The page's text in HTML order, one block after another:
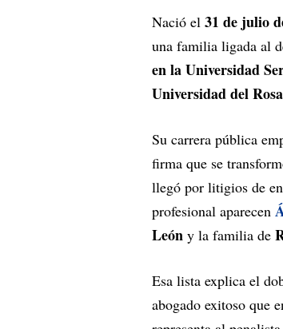
Nació el 31 de julio
una familia ligada al
en la Universidad
Universidad del
Su carrera pública
firma que se
llegó por litigios de
profesional aparecen
León y la familia de
Esa lista explica el
abogado exitoso que